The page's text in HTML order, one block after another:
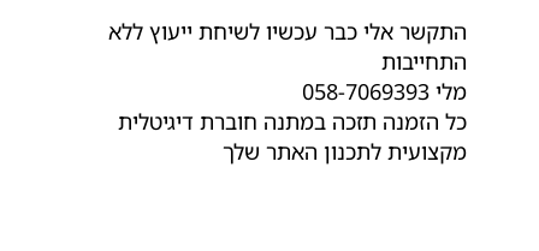
התקשר אלי כבר עכשיו לשיחת ייעוץ ללא
התחייבות
מלי 058-7069393
כל הזמנה תזכה במתנה חוברת דיגיטלית
מקצועית לתכנון האתר שלך